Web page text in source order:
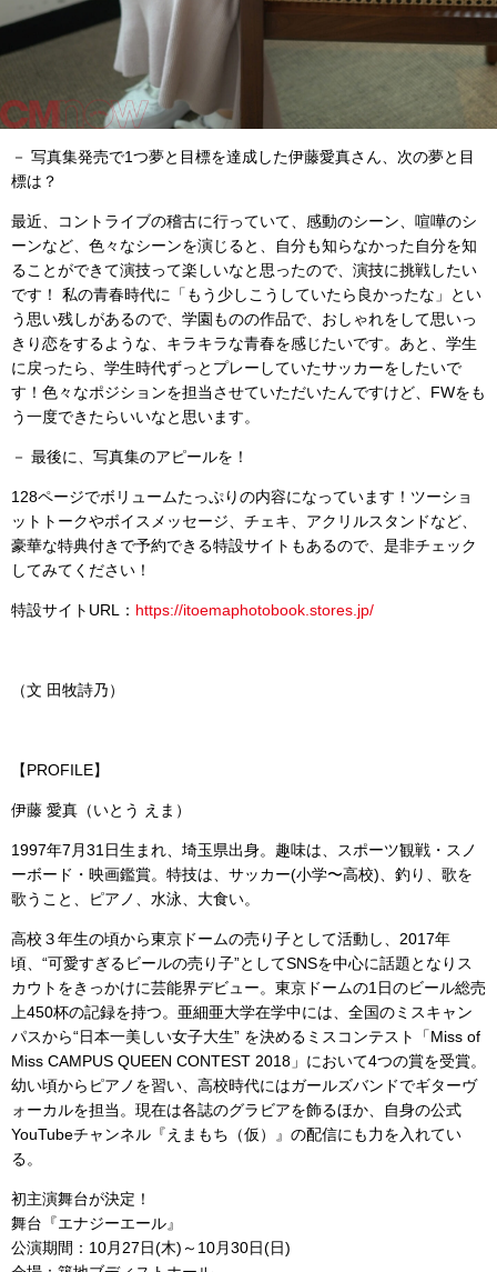
－ 写真集発売で1つ夢と目標を達成した伊藤愛真さん、次の夢と目
標は？
最近、コントライブの稽古に行っていて、感動のシーン、喧嘩のシ
ーンなど、色々なシーンを演じると、自分も知らなかった自分を知
ることができて演技って楽しいなと思ったので、演技に挑戦したい
です！ 私の青春時代に「もう少しこうしていたら良かったな」とい
う思い残しがあるので、学園ものの作品で、おしゃれをして思いっ
きり恋をするような、キラキラな青春を感じたいです。あと、学生
に戻ったら、学生時代ずっとプレーしていたサッカーをしたいで
す！色々なポジションを担当させていただいたんですけど、FWをも
う一度できたらいいなと思います。
－ 最後に、写真集のアピールを！
128ページでボリュームたっぷりの内容になっています！ツーショ
ットトークやボイスメッセージ、チェキ、アクリルスタンドなど、
豪華な特典付きで予約できる特設サイトもあるので、是非チェック
してみてください！
特設サイトURL： https://itoemaphotobook.stores.jp/
（文 田牧詩乃）
【PROFILE】
伊藤 愛真（いとう えま）
1997年7月31日生まれ、埼玉県出身。趣味は、スポーツ観戦・スノ
ーボード・映画鑑賞。特技は、サッカー(小学〜高校)、釣り、歌を
歌うこと、ピアノ、水泳、大食い。
高校３年生の頃から東京ドームの売り子として活動し、2017年
頃、“可愛すぎるビールの売り子”としてSNSを中心に話題となりス
カウトをきっかけに芸能界デビュー。東京ドームの1日のビール総売
上450杯の記録を持つ。亜細亜大学在学中には、全国のミスキャン
パスから“日本一美しい女子大生” を決めるミスコンテスト「Miss of
Miss CAMPUS QUEEN CONTEST 2018」において4つの賞を受賞。
幼い頃からピアノを習い、高校時代にはガールズバンドでギターヴ
ォーカルを担当。現在は各誌のグラビアを飾るほか、自身の公式
YouTubeチャンネル『えまもち（仮）』の配信にも力を入れてい
る。
初主演舞台が決定！
舞台『エナジーエール』
公演期間：10月27日(木)～10月30日(日)